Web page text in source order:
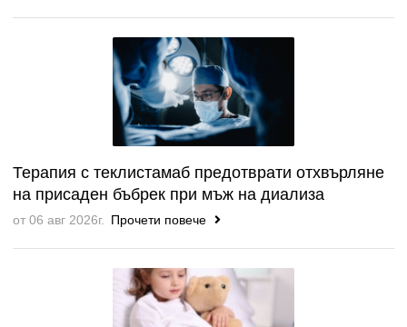
Терапия с теклистамаб предотврати отхвърляне
на присаден бъбрек при мъж на диализа
от 06 авг 2026г. Прочети повече